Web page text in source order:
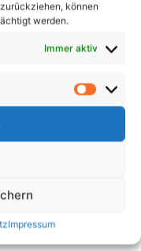
können
werden.
Immer aktiv
Impressum
darunter
und Erfahrung,
und
können
ihrer
auf
Die
ist eine kluge
verbessern,